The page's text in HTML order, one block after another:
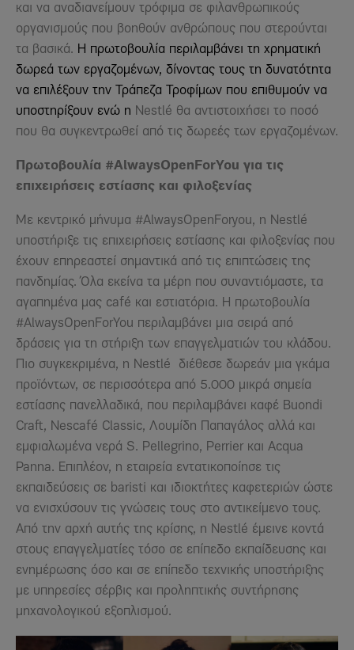
και να αναδιανείμουν τρόφιμα σε φιλανθρωπικούς
οργανισμούς που βοηθούν ανθρώπους που στερούνται
τα βασικά. Η πρωτοβουλία περιλαμβάνει τη χρηματική
δωρεά των εργαζομένων, δίνοντας τους τη δυνατότητα
να επιλέξουν την Τράπεζα Τροφίμων που επιθυμούν να
υποστηρίξουν ενώ η Nestlé θα αντιστοιχήσει το ποσό
που θα συγκεντρωθεί από τις δωρεές των εργαζομένων.
Πρωτοβουλία #AlwaysOpenForYou για τις
επιχειρήσεις εστίασης και φιλοξενίας
Με κεντρικό μήνυμα #AlwaysOpenForyou, η Nestlé
υποστήριξε τις επιχειρήσεις εστίασης και φιλοξενίας που
έχουν επηρεαστεί σημαντικά από τις επιπτώσεις της
πανδημίας. Όλα εκείνα τα μέρη που συναντιόμαστε, τα
αγαπημένα μας café και εστιατόρια. Η πρωτοβουλία
#AlwaysOpenForYou περιλαμβάνει μια σειρά από
δράσεις για τη στήριξη των επαγγελματιών του κλάδου.
Πιο συγκεκριμένα, η Nestlé διέθεσε δωρεάν μια γκάμα
προϊόντων, σε περισσότερα από 5.000 μικρά σημεία
εστίασης πανελλαδικά, που περιλαμβάνει καφέ Buondi
Craft, Nescafé Classic, Λουμίδη Παπαγάλος αλλά και
εμφιαλωμένα νερά S. Pellegrino, Perrier και Acqua
Panna. Επιπλέον, η εταιρεία εντατικοποίησε τις
εκπαιδεύσεις σε baristi και ιδιοκτήτες καφετεριών ώστε
να ενισχύσουν τις γνώσεις τους στο αντικείμενο τους.
Από την αρχή αυτής της κρίσης, η Nestlé έμεινε κοντά
στους επαγγελματίες τόσο σε επίπεδο εκπαίδευσης και
ενημέρωσης όσο και σε επίπεδο τεχνικής υποστήριξης
με υπηρεσίες σέρβις και προληπτικής συντήρησης
μηχανολογικού εξοπλισμού.